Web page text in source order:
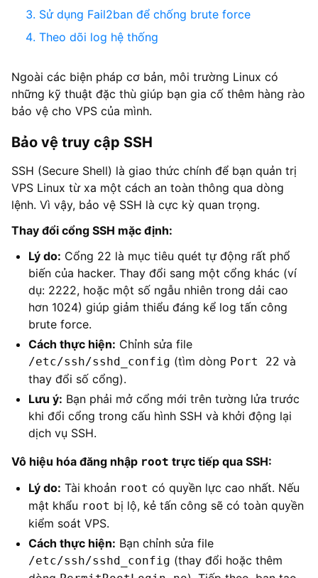
Sử dụng Fail2ban để chống brute force
Theo dõi log hệ thống
Ngoài các biện pháp cơ bản, môi trường Linux có
những kỹ thuật đặc thù giúp bạn gia cố thêm hàng rào
bảo vệ cho VPS của mình.
Bảo vệ truy cập SSH
SSH (Secure Shell) là giao thức chính để bạn quản trị
VPS Linux từ xa một cách an toàn thông qua dòng
lệnh. Vì vậy, bảo vệ SSH là cực kỳ quan trọng.
Thay đổi cổng SSH mặc định:
Lý do: Cổng 22 là mục tiêu quét tự động rất phổ
biến của hacker. Thay đổi sang một cổng khác (ví
dụ: 2222, hoặc một số ngẫu nhiên trong dải cao
hơn 1024) giúp giảm thiểu đáng kể log tấn công
brute force.
Cách thực hiện: Chỉnh sửa file
/etc/ssh/sshd_config (tìm dòng Port 22 và
thay đổi số cổng).
Lưu ý: Bạn phải mở cổng mới trên tường lửa trước
khi đổi cổng trong cấu hình SSH và khởi động lại
dịch vụ SSH.
Vô hiệu hóa đăng nhập root trực tiếp qua SSH:
Lý do: Tài khoản root có quyền lực cao nhất. Nếu
mật khẩu root bị lộ, kẻ tấn công sẽ có toàn quyền
kiểm soát VPS.
Cách thực hiện: Bạn chỉnh sửa file
/etc/ssh/sshd_config (thay đổi hoặc thêm